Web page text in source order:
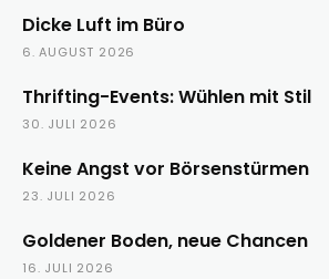
Dicke Luft im Büro
6. AUGUST 2026
Thrifting-Events: Wühlen mit Stil
30. JULI 2026
Keine Angst vor Börsenstürmen
23. JULI 2026
Goldener Boden, neue Chancen
16. JULI 2026